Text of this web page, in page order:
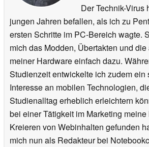
Der Technik-Virus
jungen Jahren befallen, als ich zu
ersten Schritte im PC-Bereich wagte.
mich das Modden, Übertakten und
meiner Hardware einfach dazu.
Studienzeit entwickelte ich zudem ein
Interesse an mobilen Technologien,
Studienalltag erheblich erleichtern
bei einer Tätigkeit im Marketing
Kreieren von Webinhalten gefunden
mich nun als Redakteur bei